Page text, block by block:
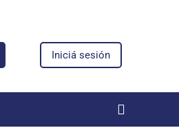
Iniciá sesión